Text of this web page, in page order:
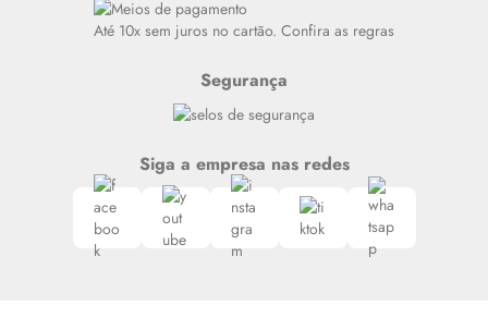
Siga nosso canal no Whatsapp
Até 10x sem juros no cartão. Confira as regras
Segurança
Siga a empresa nas redes